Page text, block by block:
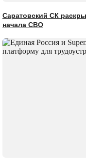
Саратовский СК
начала СВО